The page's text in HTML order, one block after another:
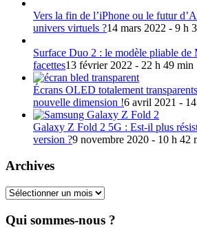
Vers la fin de l’iPhone ou le futur
univers virtuels ?14 mars 2022 - 9 h
Surface Duo 2 : le modèle pliable
facettes13 février 2022 - 22 h 49 min
Écrans OLED totalement
nouvelle dimension !6 avril 2021 -
Galaxy Z Fold 2 5G : Est-il plus
version ?9 novembre 2020 - 10 h 42
Archives
Archives
Qui sommes-nous ?